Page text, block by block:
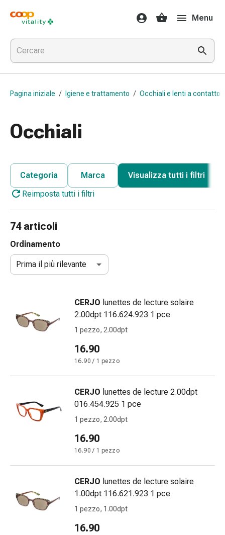
Farmaci
e
salute
Influenza
e
raffreddore
per
gola
Farmaci
raffreddore
Tosse
e
bronchite
accessori
Detergente
Tessuti
Raffreddore
ferite
e
Compresse
Medicazioni
Menu
Pagina iniziale / Igiene e trattamento / Occhiali e lenti a contatto
Occhiali
Categoria Marca
Visualizza tutti i filtri
Reimposta tutti i filtri
74 articoli
Ordinamento
Prima il più rilevante
CERJO lunettes de lecture solaire
2.00dpt 116.624.923 1 pce
1 pezzo, 2.00dpt
16.90
16.90 / 1 pezzo
CERJO lunettes de lecture 2.00dpt
016.454.925 1 pce
1 pezzo, 2.00dpt
16.90
16.90 / 1 pezzo
CERJO lunettes de lecture solaire
1.00dpt 116.621.923 1 pce
1 pezzo, 1.00dpt
16.90